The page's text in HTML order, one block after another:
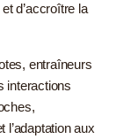
d’accroître la
entraîneurs
interactions
l’adaptation aux